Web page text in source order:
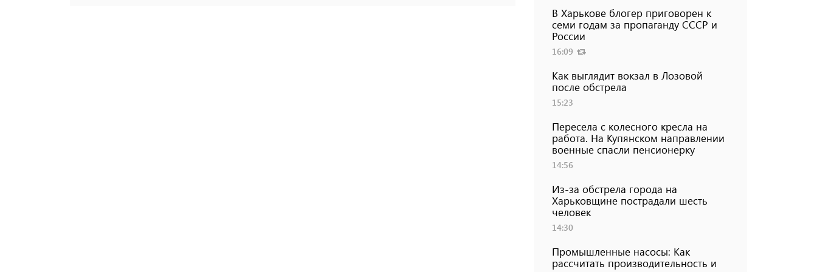
В Харькове блогер приговорен к
семи годам за пропаганду СССР и
России
16:09
Как выглядит вокзал в Лозовой
после обстрела
15:23
Пересела с колесного кресла на
работа. На Купянском направлении
военные спасли пенсионерку
14:56
Из-за обстрела города на
Харьковщине пострадали шесть
человек
14:30
Промышленные насосы: Как
рассчитать производительность и